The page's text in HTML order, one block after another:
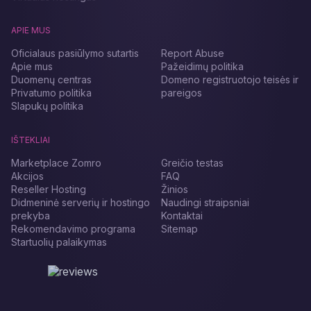
APIE MUS
Oficialaus pasiūlymo sutartis
Apie mus
Duomenų centras
Privatumo politika
Slapukų politika
Report Abuse
Pažeidimų politika
Domeno registruotojo teisės ir
pareigos
IŠTEKLIAI
Marketplace Zomro
Akcijos
Reseller Hosting
Didmeninė serverių ir hostingo
prekyba
Rekomendavimo programa
Startuolių palaikymas
Greičio testas
FAQ
Žinios
Naudingi straipsniai
Kontaktai
Sitemap